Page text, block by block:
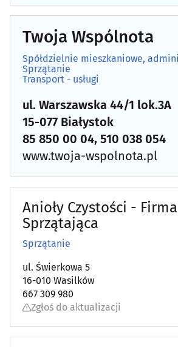
Twoja Wspólnota
Spółdzielnie mieszkaniowe,
Sprzątanie
Transport - usługi
ul. Warszawska 44/1 lok.3A
15-077 Białystok
85 850 00 04, 510 038 054
www.twoja-wspolnota.pl
Anioły Czystości - Firma
Sprzątająca
Sprzątanie
ul. Świerkowa 5
16-010 Wasilków
667 309 980
Zgłoś do aktualizacji